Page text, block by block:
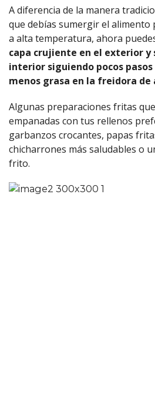
A diferencia de la manera
que debías sumergir el alimento
a alta temperatura, ahora
capa crujiente en el exterior y
interior siguiendo pocos pasos
menos grasa en la freidora de
Algunas preparaciones fritas
empanadas con tus rellenos
garbanzos crocantes, papas
chicharrones más saludables o
frito.